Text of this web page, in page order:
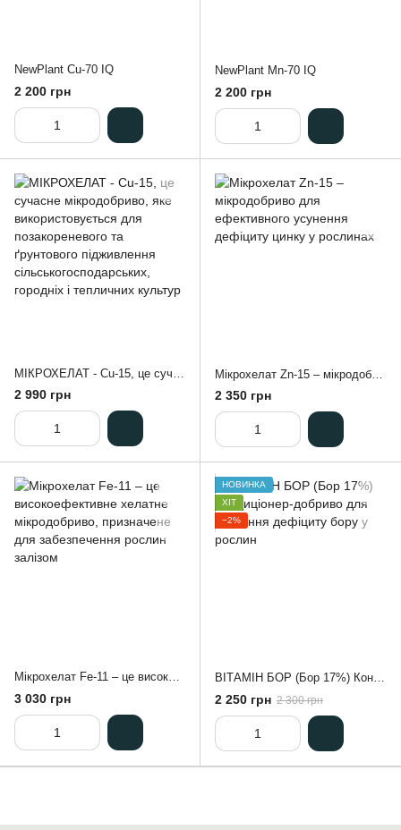
NewPlant Cu-70 IQ
2 200 грн
NewPlant Mn-70 IQ
2 200 грн
2 990 грн 2 350 грн
Мікрохелат Fe-11 – це високоефективне хелатне мікродобриво, призначене для забезпечення рослин залізом
3 030 грн
НОВИНКА
ХІТ
−2%
ВІТАМІН БОР (Бор 17%) Кондиціонер-добриво для усунення дефіциту бору у рослин
2 250 грн 2 300 грн